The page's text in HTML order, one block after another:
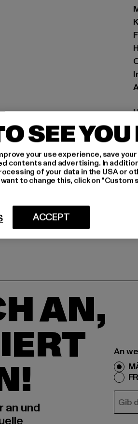
AN,
an und
An
E-
SEE YOU
your use experience, save
contents and advertising. In
of your data in the USA or
to change this, click on
ACCEPT